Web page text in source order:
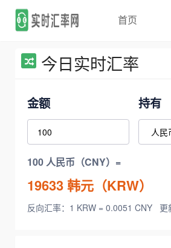
首页
今日实时汇率
金额 持有
100 人民币（CNY）=
19633韩元（KRW）
反向汇率：1 KRW = 0.0051 CNY 更